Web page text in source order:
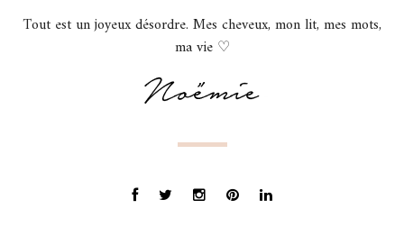
Tout est un joyeux désordre. Mes cheveux, mon lit, mes mots,
ma vie ♡